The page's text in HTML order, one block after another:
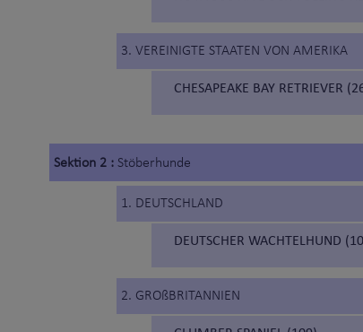
3. VEREINIGTE STAATEN VON AMERIKA
CHESAPEAKE BAY RETRIEVER
Sektion 2 : Stöberhunde
1. DEUTSCHLAND
DEUTSCHER WACHTELHUND
2. GROßBRITANNIEN